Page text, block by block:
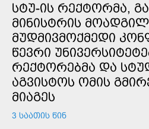
ᲡᲢᲣ-ᲘᲡ ᲠᲔᲥᲢᲝᲠᲛᲐ,
ᲛᲘᲜᲘᲡᲢᲠᲘᲡ
ᲛᲣᲓᲛᲘᲕᲛᲝᲥᲛᲔᲓᲘ
ᲬᲔᲕᲠᲘ
ᲠᲔᲥᲢᲝᲠᲔᲑᲛᲐ ᲓᲐ
ᲐᲒᲕᲘᲡᲢᲝᲡ ᲝᲛᲘᲡ
ᲛᲘᲐᲒᲔᲡ
3 ᲡᲐᲐᲗᲘᲡ ᲬᲘᲜ